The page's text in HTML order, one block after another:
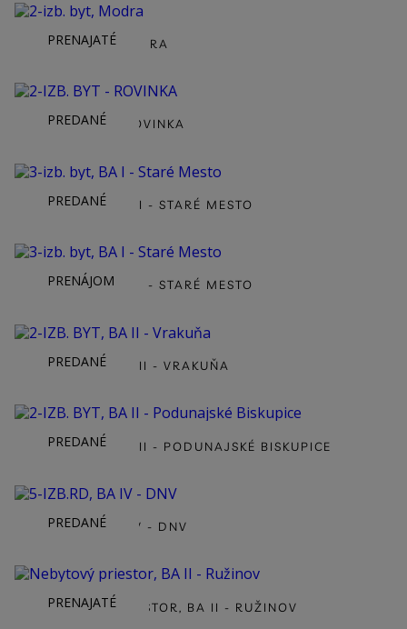
2-IZB. BYT, MODRA
PRENAJATÉ
2-IZB. BYT - ROVINKA
PREDANÉ
3-IZB. BYT, BA I - STARÉ MESTO
PREDANÉ
3-IZB. BYT, BA I - STARÉ MESTO
PRENÁJOM
2-IZB. BYT, BA II - VRAKUŇA
PREDANÉ
2-IZB. BYT, BA II - PODUNAJSKÉ BISKUPICE
PREDANÉ
5-IZB.RD, BA IV - DNV
PREDANÉ
NEBYTOVÝ PRIESTOR, BA II - RUŽINOV
PRENAJATÉ